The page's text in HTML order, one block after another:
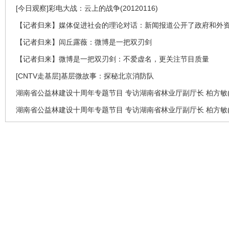
[今日观察]彩电大战：云上的战争(20120116)
【记者归来】媒体促进社会的理论对话：新闻报道公开了政府和外
【记者归来】闾丘露薇：微博是一把双刃剑
【记者归来】微博是一把双刃剑：不爱虚名，更关注节目质量
[CNTV走基层]基层微故事：探秘北京消防队
湖南省公益林建设十周年专题节目 专访湖南省林业厅副厅长 柏方
湖南省公益林建设十周年专题节目 专访湖南省林业厅副厅长 柏方